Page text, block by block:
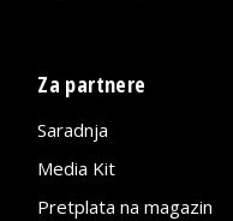
Za partnere
Saradnja
Media Kit
Pretplata na magazin